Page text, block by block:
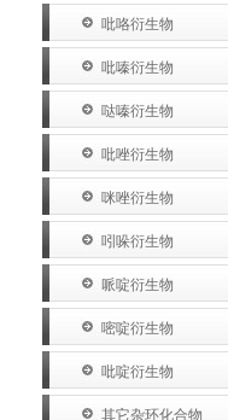
吡咯衍生物
吡嗪衍生物
哒嗪衍生物
吡唑衍生物
咪唑衍生物
吲哚衍生物
哌啶衍生物
嘧啶衍生物
吡啶衍生物
其它杂环化合物